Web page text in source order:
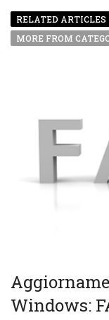
RELATED ARTICLES
MORE FROM
Windows: